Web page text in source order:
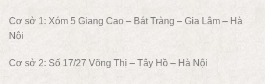
Cơ sở 1: Xóm 5 Giang Cao – Bát Tràng – Gia Lâm – Hà
Nội
Cơ sở 2: Số 17/27 Võng Thị – Tây Hồ – Hà Nội